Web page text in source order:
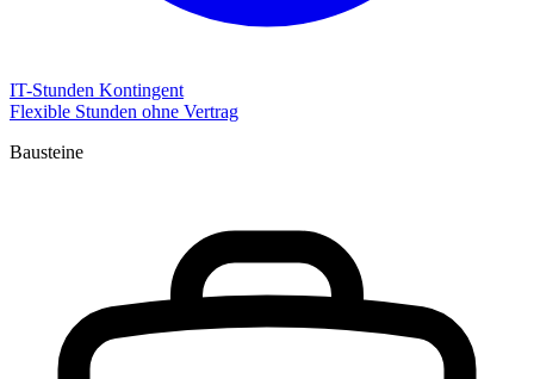
IT-Stunden Kontingent
Flexible Stunden ohne Vertrag
Bausteine